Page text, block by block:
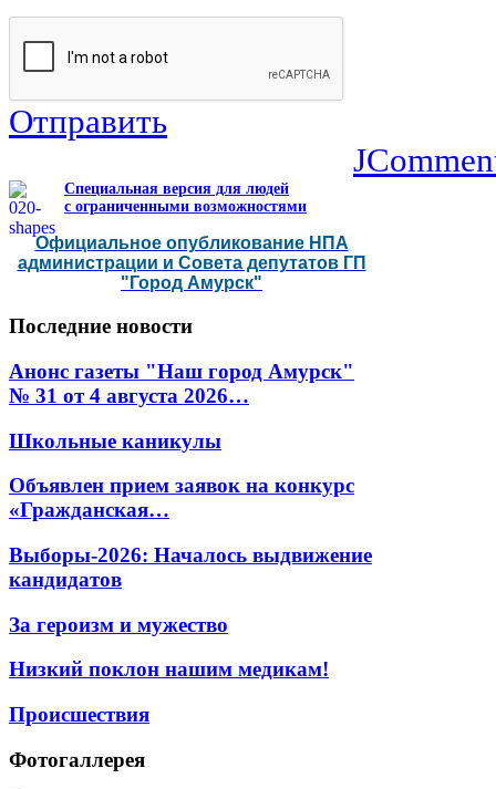
Отправить
Специальная версия для людей
с ограниченными возможностями
Официальное опубликование НПА
администрации и Совета депутатов ГП
"Город Амурск"
Последние новости
Анонс газеты "Наш город Амурск"
№ 31 от 4 августа 2026…
Школьные каникулы
Объявлен прием заявок на конкурс
«Гражданская…
Выборы-2026: Началось выдвижение
кандидатов
За героизм и мужество
Низкий поклон нашим медикам!
Происшествия
Фотогаллерея